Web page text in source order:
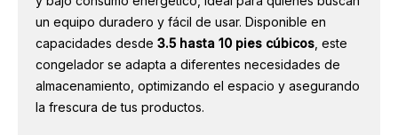
un equipo duradero y fácil de usar. Disponible en
capacidades desde 3.5 hasta 10 pies cúbicos , este
congelador se adapta a diferentes necesidades de
almacenamiento, optimizando el espacio y asegurando
la frescura de tus productos.